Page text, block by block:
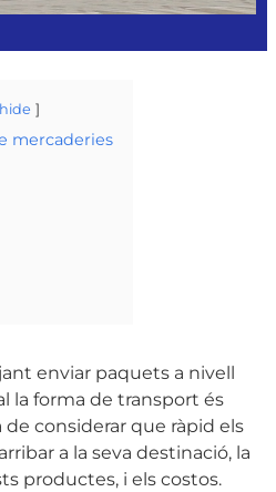
hide
mercaderies
enviar paquets a nivell
la forma de transport és
considerar que ràpid els
a la seva destinació, la
productes, i els costos.